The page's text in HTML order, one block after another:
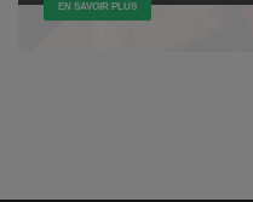
EN SAVOIR PLUS